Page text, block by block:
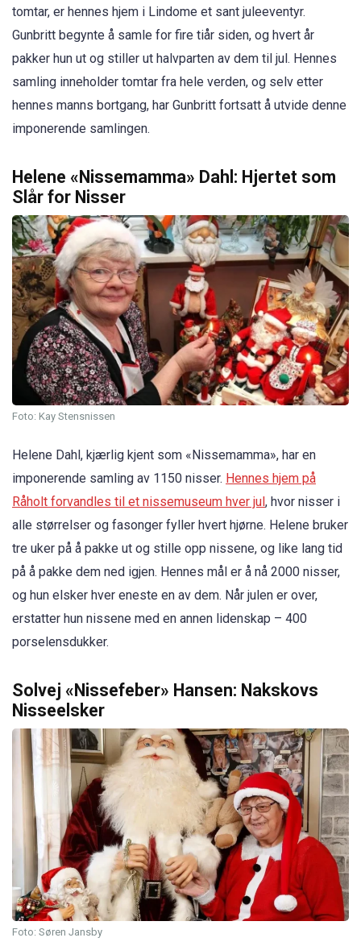
tomtar, er hennes hjem i Lindome et sant juleeventyr.
Gunbritt begynte å samle for fire tiår siden, og hvert år
pakker hun ut og stiller ut halvparten av dem til jul. Hennes
samling inneholder tomtar fra hele verden, og selv etter
hennes manns bortgang, har Gunbritt fortsatt å utvide denne
imponerende samlingen.
Helene «Nissemamma» Dahl: Hjertet som
Slår for Nisser
Foto: Kay Stensnissen
Helene Dahl, kjærlig kjent som «Nissemamma», har en
imponerende samling av 1150 nisser. Hennes hjem på
Råholt forvandles til et nissemuseum hver jul, hvor nisser i
alle størrelser og fasonger fyller hvert hjørne. Helene bruker
tre uker på å pakke ut og stille opp nissene, og like lang tid
på å pakke dem ned igjen. Hennes mål er å nå 2000 nisser,
og hun elsker hver eneste en av dem. Når julen er over,
erstatter hun nissene med en annen lidenskap – 400
porselensdukker.
Solvej «Nissefeber» Hansen: Nakskovs
Nisseelsker
Foto: Søren Jansby